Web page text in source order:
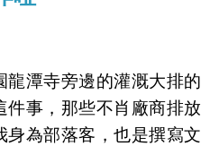
龍潭寺旁邊的灌溉大排的
件事，那些不肖廠商排放
身為部落客，也是撰寫文